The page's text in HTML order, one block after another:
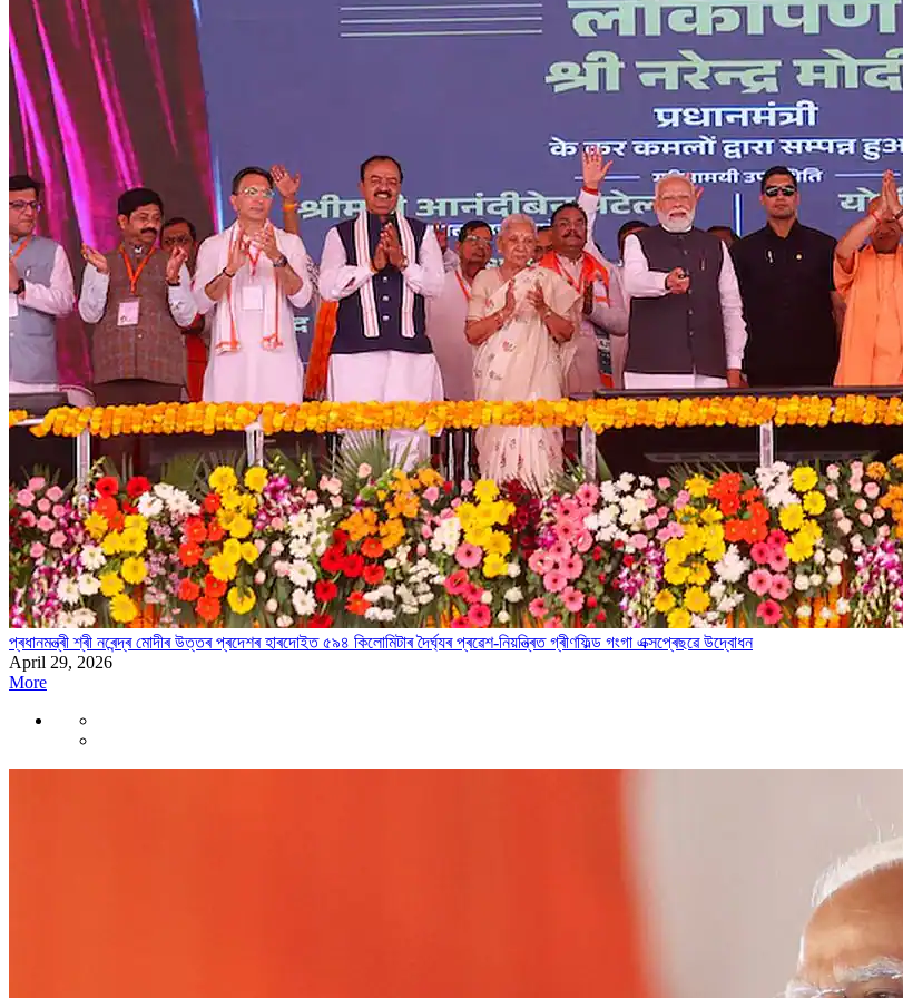
প্ৰধানমন্ত্ৰী শ্ৰী নৰেন্দ্ৰ মোদীৰ উত্তৰ প্ৰদেশৰ হাৰদোইত ৫৯৪ কিলোমিটাৰ দৈৰ্ঘ্যৰ প্ৰৱেশ-নিয়ন্ত্ৰিত গ্ৰীণফিল্ড গংগা এক্সপ্ৰেছৱে উদ্বোধন
April 29, 2026
More